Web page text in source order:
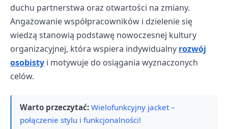
duchu partnerstwa oraz otwartości na zmiany.
Angażowanie współpracowników i dzielenie się
wiedzą stanowią podstawę nowoczesnej kultury
organizacyjnej, która wspiera indywidualny rozwój
osobisty i motywuje do osiągania wyznaczonych
celów.
Warto przeczytać: Wielofunkcyjny jacket –
połączenie stylu i funkcjonalności!